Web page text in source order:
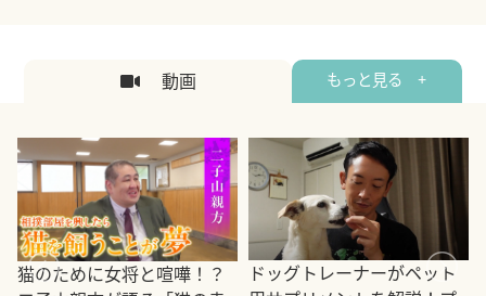
動画 もっと見る +
猫のために女将と喧嘩！？
ドッグトレーナーがペット